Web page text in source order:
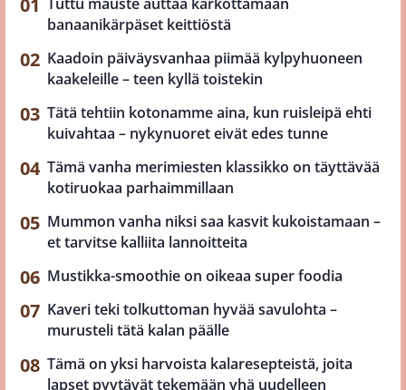
banaanikärpäset keittiöstä
Kaadoin päiväysvanhaa piimää kylpyhuoneen
kaakeleille – teen kyllä toistekin
Tätä tehtiin kotonamme aina, kun ruisleipä ehti
kuivahtaa – nykynuoret eivät edes tunne
Tämä vanha merimiesten klassikko on täyttävää
kotiruokaa parhaimmillaan
Mummon vanha niksi saa kasvit kukoistamaan –
et tarvitse kalliita lannoitteita
Mustikka-smoothie on oikeaa super foodia
Kaveri teki tolkuttoman hyvää savulohta –
murusteli tätä kalan päälle
Tämä on yksi harvoista kalaresepteistä, joita
lapset pyytävät tekemään yhä uudelleen